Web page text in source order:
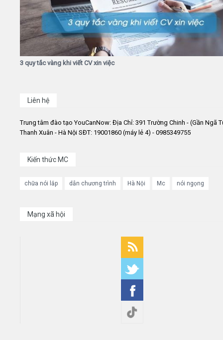
3 quy tắc vàng khi viết CV xin việc
Liên hệ
Trung tâm đào tạo YouCanNow: Địa Chỉ: 391 Trường Chinh - (Gần Ngã
Thanh Xuân - Hà Nội SĐT: 19001860 (máy lẻ 4) - 0985349755
Kiến thức MC
chữa nói lắp dẫn chương trình Hà Nội Mc nói ngọng
Mạng xã hội